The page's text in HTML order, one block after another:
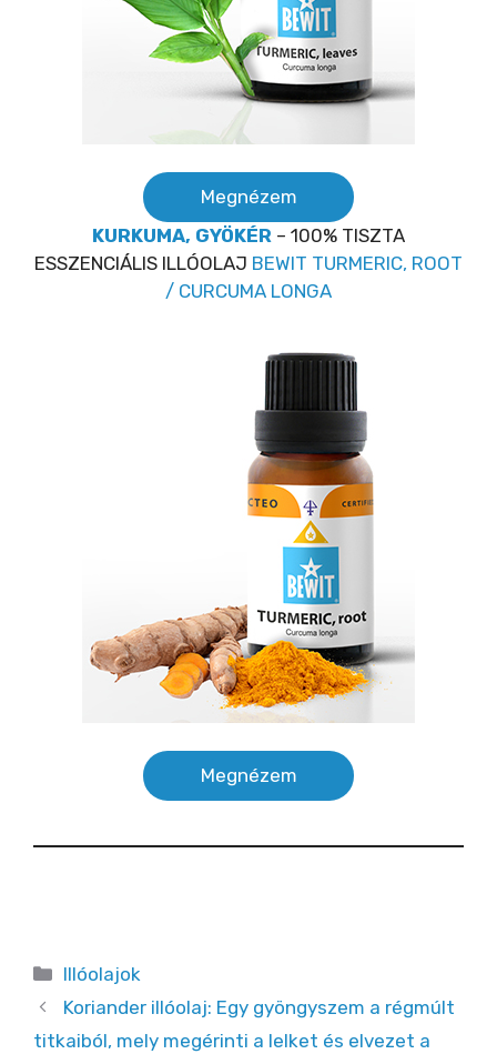
Megnézem
KURKUMA, GYÖKÉR – 100% TISZTA
ESSZENCIÁLIS ILLÓOLAJ BEWIT TURMERIC, ROOT
/ CURCUMA LONGA
Megnézem
Kategória
Illóolajok
Koriander illóolaj: Egy gyöngyszem a régmúlt
titkaiból, mely megérinti a lelket és elvezet a